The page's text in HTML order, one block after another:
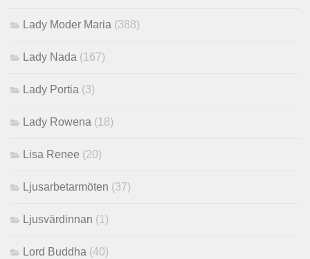
Lady Moder Maria (388)
Lady Nada (167)
Lady Portia (3)
Lady Rowena (18)
Lisa Renee (20)
Ljusarbetarmöten (37)
Ljusvärdinnan (1)
Lord Buddha (40)